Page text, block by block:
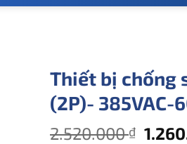
Thiết bị chống
(2P)- 385VAC-
2.520.000₫ Giá